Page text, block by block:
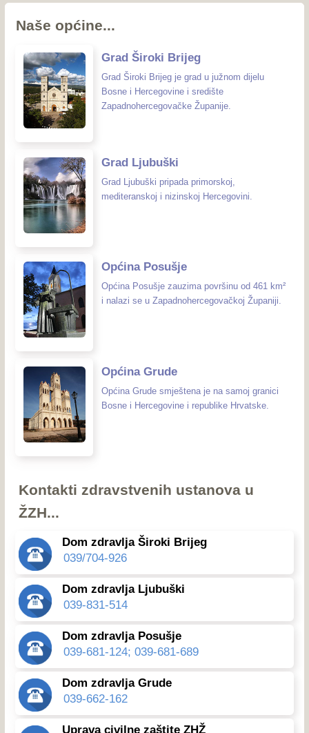
Naše općine...
Grad Široki Brijeg
Grad Široki Brijeg je grad u južnom dijelu
Bosne i Hercegovine i središte
Zapadnohercegovačke Županije.
Grad Ljubuški
Grad Ljubuški pripada primorskoj,
mediteranskoj i nizinskoj Hercegovini.
Općina Posušje
Općina Posušje zauzima površinu od 461 km²
i nalazi se u Zapadnohercegovačkoj Županiji.
Općina Grude
Općina Grude smještena je na samoj granici
Bosne i Hercegovine i republike Hrvatske.
Kontakti zdravstvenih ustanova u
ŽZH...
Dom zdravlja Široki Brijeg
039/704-926
Dom zdravlja Ljubuški
039-831-514
Dom zdravlja Posušje
039-681-124; 039-681-689
Dom zdravlja Grude
039-662-162
Uprava civilne zaštite ZHŽ